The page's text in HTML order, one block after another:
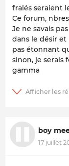
fralés seraient
Ce forum,
Je ne savais
dans le désir et
pas étonnant
sinon, je serais
gamma
boy
17 juillet